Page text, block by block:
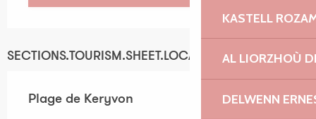
KASTELL
AL LIORZHOÙ
DELWENN
SECTIONS.TOURISM.SHEET.LOCATION
Plage de Keryvon